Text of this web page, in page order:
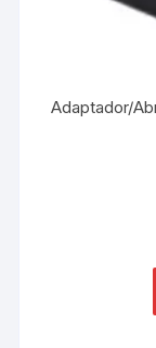
Adaptador/